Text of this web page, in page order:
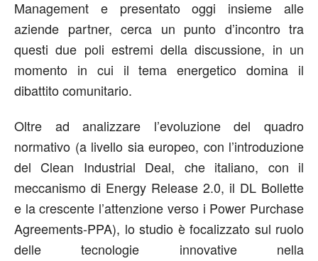
Management e presentato oggi insieme alle
aziende partner, cerca un punto d’incontro tra
questi due poli estremi della discussione, in un
momento in cui il tema energetico domina il
dibattito comunitario.
Oltre ad analizzare l’evoluzione del quadro
normativo (a livello sia europeo, con l’introduzione
del Clean Industrial Deal, che italiano, con il
meccanismo di Energy Release 2.0, il DL Bollette
e la crescente l’attenzione verso i Power Purchase
Agreements-PPA), lo studio è focalizzato sul ruolo
delle tecnologie innovative nella